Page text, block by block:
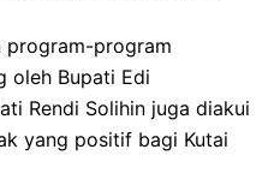
program-program
oleh Bupati Edi
Rendi Solihin juga diakui
yang positif bagi Kutai